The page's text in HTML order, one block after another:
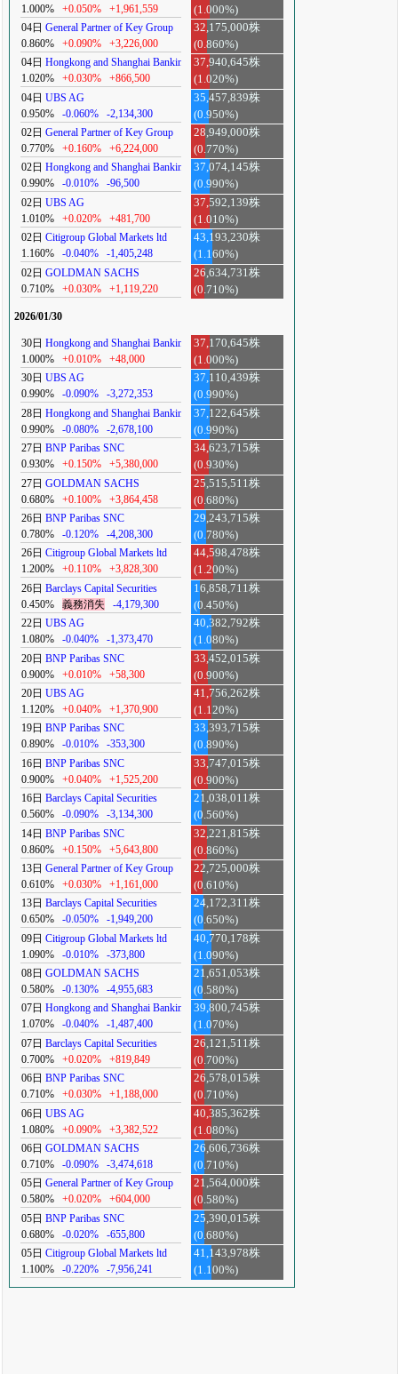
1.000%
+0.050% +1,961,559
(1.000%)
04日 General Partner of Key Group
0.860%
+0.090% +3,226,000
32,175,000株
(0.860%)
04日 Hongkong and Shanghai Banking
1.020%
+0.030% +866,500
37,940,645株
(1.020%)
04日 UBS AG
0.950%
-0.060% -2,134,300
35,457,839株
(0.950%)
02日 General Partner of Key Group
0.770%
+0.160% +6,224,000
28,949,000株
(0.770%)
02日 Hongkong and Shanghai Banking
0.990%
-0.010% -96,500
37,074,145株
(0.990%)
02日 UBS AG
1.010%
+0.020% +481,700
37,592,139株
(1.010%)
02日 Citigroup Global Markets ltd
1.160%
-0.040% -1,405,248
43,193,230株
(1.160%)
02日 GOLDMAN SACHS
0.710%
+0.030% +1,119,220
26,634,731株
(0.710%)
2026/01/30
30日 Hongkong and Shanghai Banking
1.000%
+0.010% +48,000
37,170,645株
(1.000%)
30日 UBS AG
0.990%
-0.090% -3,272,353
37,110,439株
(0.990%)
28日 Hongkong and Shanghai Banking
0.990%
-0.080% -2,678,100
37,122,645株
(0.990%)
27日 BNP Paribas SNC
0.930%
+0.150% +5,380,000
34,623,715株
(0.930%)
27日 GOLDMAN SACHS
0.680%
+0.100% +3,864,458
25,515,511株
(0.680%)
26日 BNP Paribas SNC
0.780%
-0.120% -4,208,300
29,243,715株
(0.780%)
26日 Citigroup Global Markets ltd
1.200%
+0.110% +3,828,300
44,598,478株
(1.200%)
26日 Barclays Capital Securities
0.450%
義務消失 -4,179,300
16,858,711株
(0.450%)
22日 UBS AG
1.080%
-0.040% -1,373,470
40,382,792株
(1.080%)
20日 BNP Paribas SNC
0.900%
+0.010% +58,300
33,452,015株
(0.900%)
20日 UBS AG
1.120%
+0.040% +1,370,900
41,756,262株
(1.120%)
19日 BNP Paribas SNC
0.890%
-0.010% -353,300
33,393,715株
(0.890%)
16日 BNP Paribas SNC
0.900%
+0.040% +1,525,200
33,747,015株
(0.900%)
16日 Barclays Capital Securities
0.560%
-0.090% -3,134,300
21,038,011株
(0.560%)
14日 BNP Paribas SNC
0.860%
+0.150% +5,643,800
32,221,815株
(0.860%)
13日 General Partner of Key Group
0.610%
+0.030% +1,161,000
22,725,000株
(0.610%)
13日 Barclays Capital Securities
0.650%
-0.050% -1,949,200
24,172,311株
(0.650%)
09日 Citigroup Global Markets ltd
1.090%
-0.010% -373,800
40,770,178株
(1.090%)
08日 GOLDMAN SACHS
0.580%
-0.130% -4,955,683
21,651,053株
(0.580%)
07日 Hongkong and Shanghai Banking
1.070%
-0.040% -1,487,400
39,800,745株
(1.070%)
07日 Barclays Capital Securities
0.700%
+0.020% +819,849
26,121,511株
(0.700%)
06日 BNP Paribas SNC
0.710%
+0.030% +1,188,000
26,578,015株
(0.710%)
06日 UBS AG
1.080%
+0.090% +3,382,522
40,385,362株
(1.080%)
06日 GOLDMAN SACHS
0.710%
-0.090% -3,474,618
26,606,736株
(0.710%)
05日 General Partner of Key Group
0.580%
+0.020% +604,000
21,564,000株
(0.580%)
05日 BNP Paribas SNC
0.680%
-0.020% -655,800
25,390,015株
(0.680%)
05日 Citigroup Global Markets ltd
1.100%
-0.220% -7,956,241
41,143,978株
(1.100%)